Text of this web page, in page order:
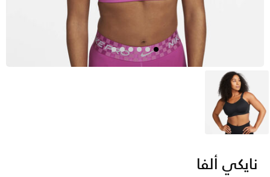
أسود
نايكي ألفا